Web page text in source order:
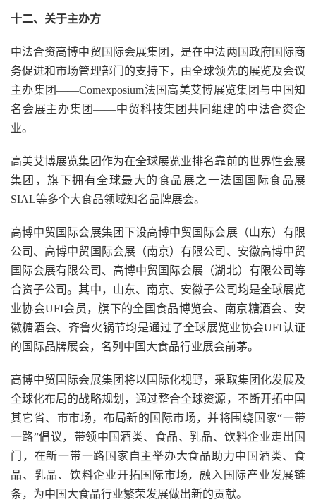
十二、 关于主办方
中法合资高博中贸国际会展集团，是在中法两国政府国际商
务促进和市场管理部门的支持下，由全球领先的展览及会议
主办集团——Comexposium法国高美艾博展览集团与中国知
名会展主办集团——中贸科技集团共同组建的中法合资企
业。
高美艾博展览集团作为在全球展览业排名靠前的世界性会展
集团，旗下拥有全球最大的食品展之一法国国际食品展
SIAL等多个大食品领域知名品牌展会。
高博中贸国际会展集团下设高博中贸国际会展（山东）有限
公司、高博中贸国际会展（南京）有限公司、安徽高博中贸
国际会展有限公司、高博中贸国际会展（湖北）有限公司等
合资子公司。其中，山东、南京、安徽子公司均是全球展览
业协会UFI会员，旗下的全国食品博览会、南京糖酒会、安
徽糖酒会、齐鲁火锅节均是通过了全球展览业协会UFI认证
的国际品牌展会，名列中国大食品行业展会前茅。
高博中贸国际会展集团将以国际化视野，采取集团化发展及
全球化布局的战略规划，通过整合全球资源，不断开拓中国
其它省、市市场，布局新的国际市场，并将围绕国家“一带
一路”倡议，带领中国酒类、食品、乳品、饮料企业走出国
门，在新一带一路国家自主举办大食品助力中国酒类、食
品、乳品、饮料企业开拓国际市场，融入国际产业发展链
条，为中国大食品行业繁荣发展做出新的贡献。